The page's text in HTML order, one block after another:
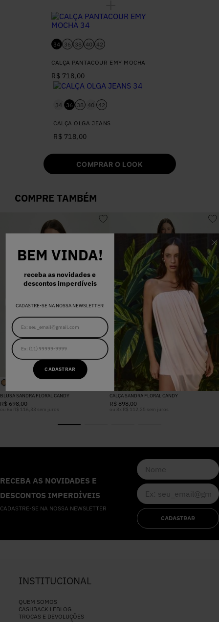
BEM VINDA!
receba as novidades e
descontos imperdíveis
CADASTRE-SE NA NOSSA NEWSLETTER!
CADASTRAR
34 36 38 40 42
CALÇA PANTACOUR EMY MOCHA
R$ 718,00
34 36 38 40 42
CALÇA OLGA JEANS
R$ 718,00
COMPRAR O LOOK
COMPRE TAMBÉM
BLUSA SANDRA FLORAL CANDY
R$ 698,00
ou 6 x R$ 116, 33 sem juros
CALÇA SANDRA FLORAL CANDY
R$ 898,00
ou 8 x R$ 112,25 sem juros
RECEBA AS NOVIDADES E
DESCONTOS IMPERDÍVEIS
CADASTRE-SE NA NOSSA NEWSLETTER
CADASTRAR
INSTITUCIONAL
QUEM SOMOS
CASHBACK LEBLOG
TROCAS E DEVOLUÇÕES